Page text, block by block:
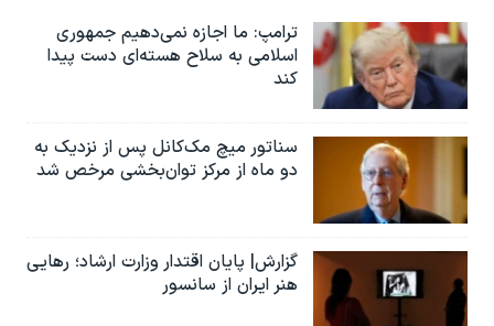
ترامپ: ما اجازه نمی‌دهیم جمهوری
اسلامی به سلاح هسته‌ای دست پیدا
کند
سناتور میچ مک‌کانل پس از نزدیک به
دو ماه از مرکز توان‌بخشی مرخص شد
گزارش| پایان اقتدار وزارت ارشاد؛ رهایی
هنر ایران از سانسور